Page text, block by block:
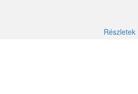
Részletek